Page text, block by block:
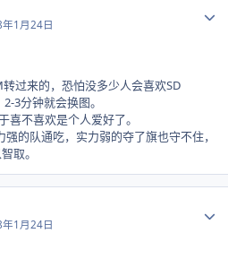
1月24日
过来的，恐怕没多少人会喜欢SD
3分钟就会换图。
喜不喜欢是个人爱好了。
的队通吃，实力弱的夺了旗也守不住，
取。
1月24日